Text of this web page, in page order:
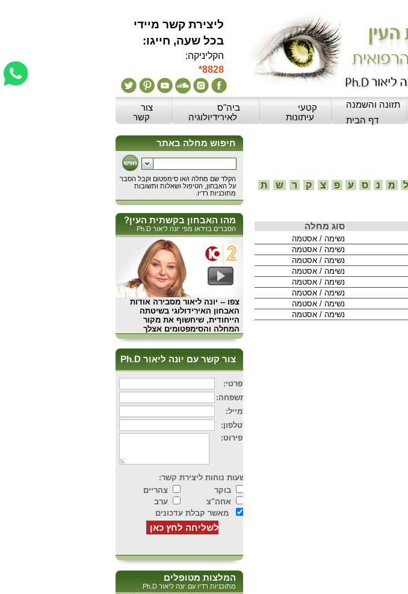
ליצירת קשר מיידי
:בכל שעה, חייגו
הקליניקה:
*8828
צור
קשר
ביה"ס
לאירידיולוגיה
קטעי
עיתונות
תזונה והשמנה
דף הבית
מהו האבחון בקשתית העין?
הסברים בוידאו מפי יונה ליאור Ph.D
צפו -- יונה ליאור מסבירה אודות
האבחון האירידולוגי בשיטתה
הייחודית, שיחשוף את מקור
המחלה והסימפטומים אצלך
צור קשר עם יונה ליאור Ph.D
המלצות מטופלים
מתוכניות רדיו עם יונה ליאור Ph.D
ל מ נ ס ע פ צ ק ר ש
ת
סוג מחלה
נשימה / אסטמה
נשימה / אסטמה
נשימה / אסטמה
נשימה / אסטמה
נשימה / אסטמה
נשימה / אסטמה
נשימה / אסטמה
נשימה / אסטמה